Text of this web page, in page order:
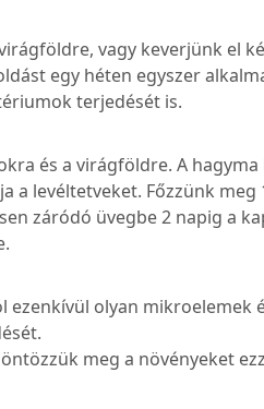
vagy keverjünk el
egy héten egyszer
terjedését is.
és a virágföldre. A hagyma
a levéltetveket. Főzzünk meg
záródó üvegbe 2 napig a
olyan mikroelemek
meg a növényeket